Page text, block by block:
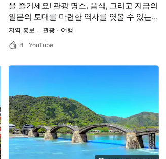
을 즐기세요! 관광 명소, 음식, 그리고 지금의
일본의 토대를 마련한 역사를 엿볼 수 있는
자연, 야마구치현의 아름다운 풍경이 마음을
사로잡을 것입니다!
지역 홍보
관광・여행
4
YouTube